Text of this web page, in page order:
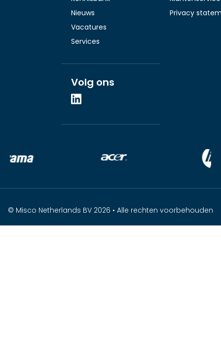
Nieuws
Vacatures
Services
Privacy
Volg ons
© Misco Netherlands BV 2026 • Alle rechten voorbehouden